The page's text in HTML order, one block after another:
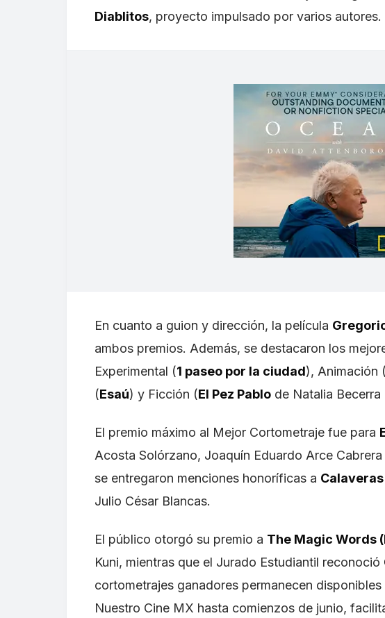
Diablitos, proyecto impulsado por varios autores.
En cuanto a guion y dirección, la película
ambos premios. Además, se destacaron los
Experimental (1 paseo por la ciudad), Animación (
(Esaú) y Ficción (El Pez Pablo de Natalia Becerra
El premio máximo al Mejor Cortometraje fue para
Acosta Solórzano, Joaquín Eduardo Arce
se entregaron menciones honoríficas a
Julio César Blancas.
El público otorgó su premio a The Magic Words
Kuni, mientras que el Jurado Estudiantil reconoció
cortometrajes ganadores permanecen
Nuestro Cine MX hasta comienzos de junio,